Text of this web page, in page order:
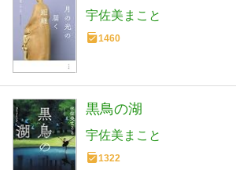
宇佐美まこと
1460
黒鳥の湖
宇佐美まこと
1322